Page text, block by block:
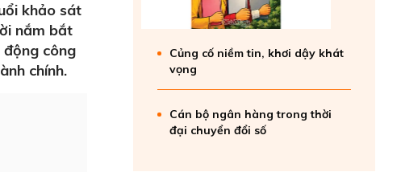
khảo sát
nắm bắt
động công
chính.
Củng cố niềm tin, khơi dậy khát
vọng
Cán bộ ngân hàng trong thời
đại chuyển đổi số